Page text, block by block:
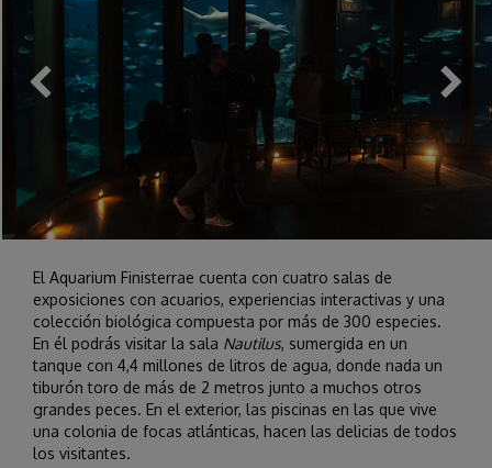
El Aquarium Finisterrae cuenta con cuatro salas de
exposiciones con acuarios, experiencias interactivas y una
colección biológica compuesta por más de 300 especies.
En él podrás visitar la sala Nautilus, sumergida en un
tanque con 4,4 millones de litros de agua, donde nada un
tiburón toro de más de 2 metros junto a muchos otros
grandes peces. En el exterior, las piscinas en las que vive
una colonia de focas atlánticas, hacen las delicias de todos
los visitantes.